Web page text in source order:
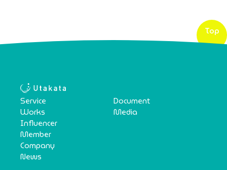
Top
Service
Works
Influencer
Member
Company
News
Document
Media